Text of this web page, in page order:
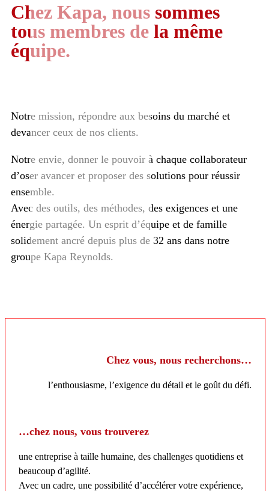
Chez Kapa, nous sommes
tous membres de la même
équipe.
Notre mission, répondre aux besoins du marché et
devancer ceux de nos clients.
Notre envie, donner le pouvoir à chaque collaborateur
d’oser avancer et proposer des solutions pour réussir
ensemble.
Avec des outils, des méthodes, des exigences et une
énergie partagée. Un esprit d’équipe et de famille
solidement ancré depuis plus de 32 ans dans notre
groupe Kapa Reynolds.
Chez vous, nous recherchons…
l’enthousiasme, l’exigence du détail et le goût du défi.
…chez nous, vous trouverez
une entreprise à taille humaine, des challenges quotidiens et
beaucoup d’agilité.
Avec un cadre, une possibilité d’accélérer votre expérience,